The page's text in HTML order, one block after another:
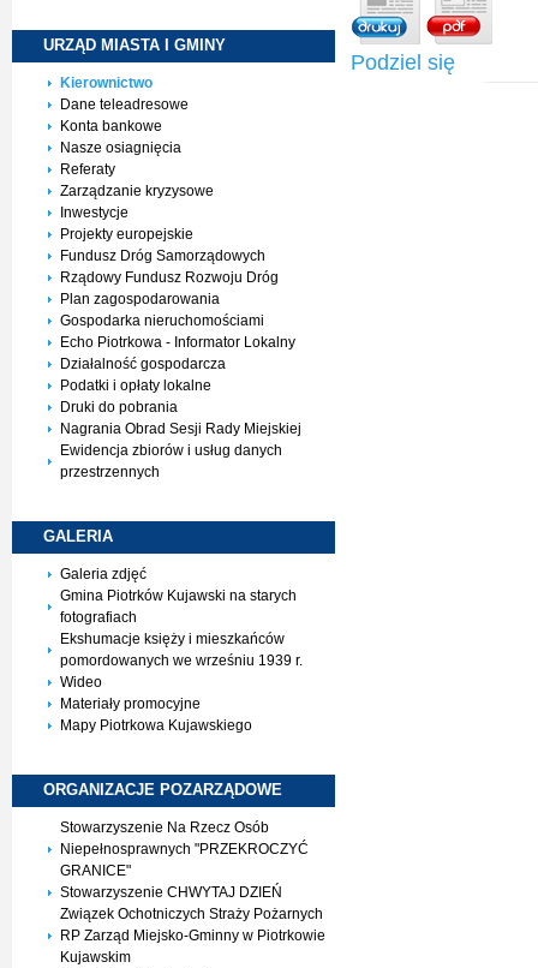
URZĄD MIASTA I GMINY
Kierownictwo
Dane teleadresowe
Konta bankowe
Nasze osiagnięcia
Referaty
Zarządzanie kryzysowe
Inwestycje
Projekty europejskie
Fundusz Dróg Samorządowych
Rządowy Fundusz Rozwoju Dróg
Plan zagospodarowania
Gospodarka nieruchomościami
Echo Piotrkowa - Informator Lokalny
Działalność gospodarcza
Podatki i opłaty lokalne
Druki do pobrania
Nagrania Obrad Sesji Rady Miejskiej
Ewidencja zbiorów i usług danych
przestrzennych
GALERIA
Galeria zdjęć
Gmina Piotrków Kujawski na starych
fotografiach
Ekshumacje księży i mieszkańców
pomordowanych we wrześniu 1939 r.
Wideo
Materiały promocyjne
Mapy Piotrkowa Kujawskiego
ORGANIZACJE POZARZĄDOWE
Stowarzyszenie Na Rzecz Osób
Niepełnosprawnych "PRZEKROCZYĆ
GRANICE"
Stowarzyszenie CHWYTAJ DZIEŃ
Związek Ochotniczych Straży Pożarnych
RP Zarząd Miejsko-Gminny w Piotrkowie
Kujawskim
Podziel się